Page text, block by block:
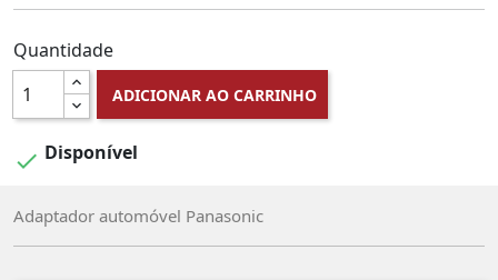
Quantidade
ADICIONAR AO CARRINHO
 Disponível
Adaptador automóvel Panasonic